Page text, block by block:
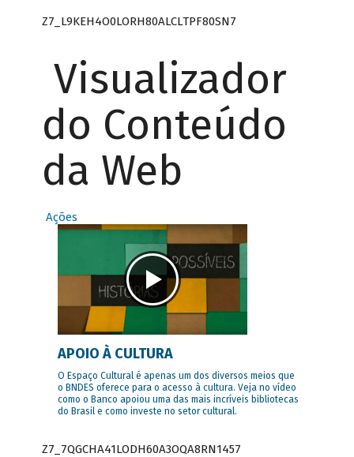
Z7_L9KEH4O0LORH80ALCLTPF80SN7
Visualizador
do Conteúdo
da Web
Ações
APOIO À CULTURA
O Espaço Cultural é apenas um dos diversos meios que
o BNDES oferece para o acesso à cultura. Veja no vídeo
como o Banco apoiou uma das mais incríveis bibliotecas
do Brasil e como investe no setor cultural.
Z7_7QGCHA41LODH60A3OQA8RN1457